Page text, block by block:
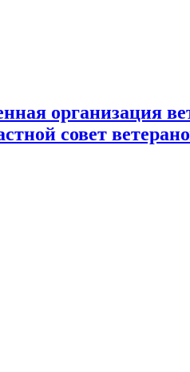
организация
совет